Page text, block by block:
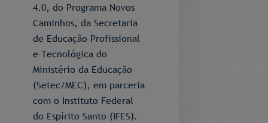
4.0, do Programa Novos
Caminhos, da Secretaria
de Educação Profissional
e Tecnológica do
Ministério da Educação
(Setec/MEC), em parceria
com o Instituto Federal
do Espírito Santo (IFES).